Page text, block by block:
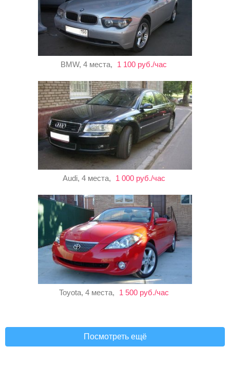
BMW, 4 места, 1 100 руб./час
Audi, 4 места, 1 000 руб./час
Toyota, 4 места, 1 500 руб./час
Посмотреть ещё